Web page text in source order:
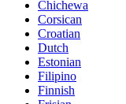
Chichewa
Corsican
Croatian
Dutch
Estonian
Filipino
Finnish